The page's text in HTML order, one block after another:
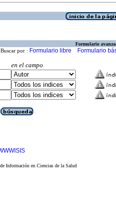
Formulario
Buscar por : Formulario libre Formulario
en el campo
Información en Ciencias de la Salud